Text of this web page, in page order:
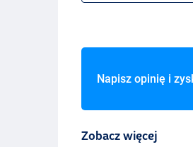
Napisz opinię i
Zobacz więcej